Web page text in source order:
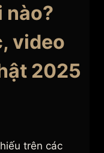
nào?
video
2025
trên các